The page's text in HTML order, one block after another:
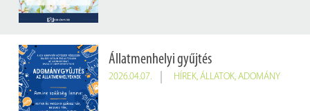
Állatmenhelyi gyűjtés
2026.04.07. HÍREK, ÁLLATOK, ADOMÁNY